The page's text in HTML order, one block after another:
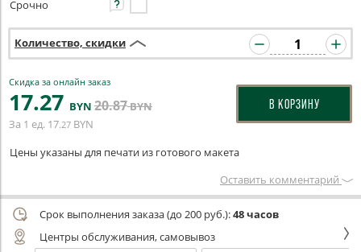
Срочно
Количество, скидки
Скидка за онлайн заказ
17.27 BYN 20.87BYN
За 1 ед. 17.27 BYN
В КОРЗИНУ
Цены указаны для печати из готового макета
Оставить комментарий
Срок выполнения заказа (до 200 руб.):48 часов
Центры обслуживания, самовывоз